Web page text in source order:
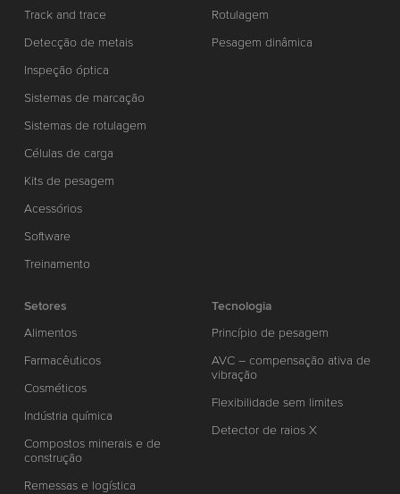
Track and trace
Detecção de metais
Inspeção óptica
Sistemas de marcação
Sistemas de rotulagem
Células de carga
Kits de pesagem
Acessórios
Software
Treinamento
Rotulagem
Pesagem dinâmica
Setores
Alimentos
Farmacêuticos
Cosméticos
Indústria química
Compostos minerais e de
construção
Remessas e logística
Tecnologia
Princípio de pesagem
AVC – compensação ativa de
vibração
Flexibilidade sem limites
Detector de raios X